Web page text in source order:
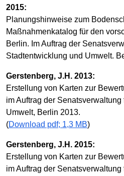
2015:
Planungshinweise zum
Maßnahmenkatalog für den
Berlin. Im Auftrag der
Stadtentwicklung und Umwelt.
Gerstenberg, J.H. 2013:
Erstellung von Karten zur
im Auftrag der
Umwelt, Berlin 2013.
(Download pdf; 1,3 MB)
Gerstenberg, J.H. 2015:
Erstellung von Karten zur
im Auftrag der